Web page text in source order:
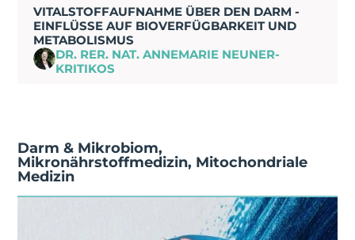
VITALSTOFFAUFNAHME ÜBER DEN DARM -
EINFLÜSSE AUF BIOVERFÜGBARKEIT UND
METABOLISMUS
DR. RER. NAT. ANNEMARIE NEUNER-
KRITIKOS
Darm & Mikrobiom,
Mikronährstoffmedizin, Mitochondriale
Medizin